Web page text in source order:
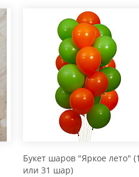
Букет шаров "Яркое лето"
или 31 шар)